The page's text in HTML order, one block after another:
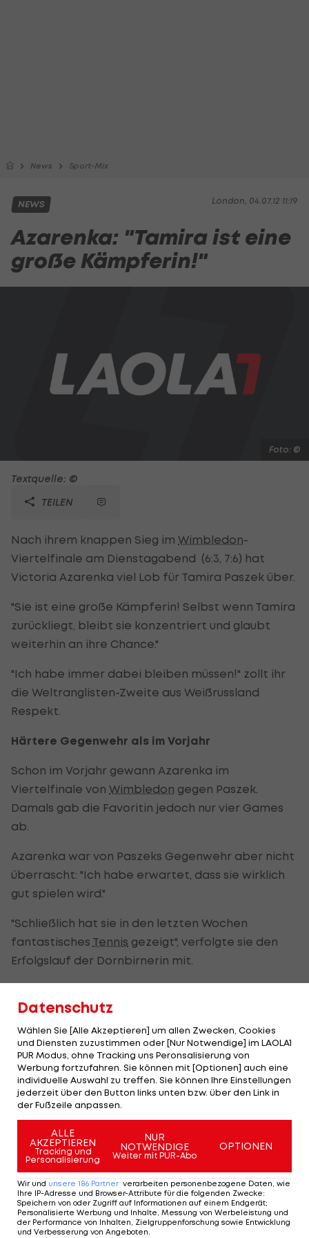
News Sport-Mix
London, 04.07.12 11:19
NEWS
Azarenka: "Tamira ist eine
große Kämpferin!"
Foto: ©
Textquelle: ©
TEILEN
Nach ihrem knappen Sieg im Wimbledon-
Viertelfinale am Dienstagabend (6:3, 7:6) hat
Victoria Azarenka viel Lob für Tamira Paszek über.
"Sie ist eine große Kämpferin! Selbst wenn Tamira
zurückliegt, bleibt sie konzentriert und glaubt
weiterhin an ihre Chance."
"Ich habe immer dabei bleiben müssen!" zollt ihr
die Weltranglisten-Zweite aus Weißrussland
Respekt.
Härtere Gegenwehr als im Vorjahr
Schon im Vorjahr gewann Azarenka im
Viertelfinale von Wimbledon gegen Paszek.
Damals gab die Favoritin jedoch nur vier Games
ab.
Azarenka war von Paszeks Gegenwehr aber nicht
überrascht: "Ich habe erwartet, dass sie wirklich
gut spielen wird."
"Schließlich hat sie in den letzten Wochen
fantastisches Tennis gezeigt", verfolgte sie den
Erfolgslauf der Dornbirnerin mit.
beeindruckenden Aufschlag-Leistung zu
verdanken.
Nur beim Ausservieren schwächelte die
Weißrussin zwei Mal. Davor gab Azarenka bei
eigenem Service nur fünf Punkte ab!
"Ich erwarte von mir, dass ich meinen Job
bestmöglich erfülle. Mehr kann ich nicht von mir
verlangen. Wenn ich den Platz verlasse, will ich mir
nichts vorwerfen lassen müssen."
Datenschutz
Wählen Sie [Alle Akzeptieren] um allen Zwecken, Cookies
und Diensten zuzustimmen oder [Nur Notwendige] im LAOLA1
PUR Modus, ohne Tracking uns Peronsalisierung von
Werbung fortzufahren. Sie können mit [Optionen] auch eine
individuelle Auswahl zu treffen. Sie können Ihre Einstellungen
jederzeit über den Button links unten bzw. über den Link in
der Fußzeile anpassen.
ALLE
AKZEPTIEREN
Tracking und
Personalisierung
NUR
NOTWENDIGE
Weiter mit PUR-Abo
OPTIONEN
Wir und unsere 186 Partner verarbeiten personenbezogene Daten, wie
Ihre IP-Adresse und Browser-Attribute für die folgenden Zwecke:
Speichern von oder Zugriff auf Informationen auf einem Endgerät;
Personalisierte Werbung und Inhalte, Messung von Werbeleistung und
der Performance von Inhalten, Zielgruppenforschung sowie Entwicklung
und Verbesserung von Angeboten.